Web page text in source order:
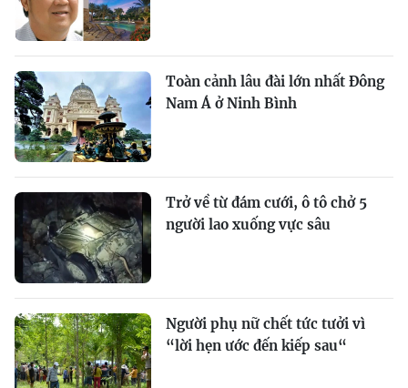
Toàn cảnh lâu đài lớn nhất Đông
Nam Á ở Ninh Bình
Trở về từ đám cưới, ô tô chở 5
người lao xuống vực sâu
Người phụ nữ chết tức tưởi vì
“lời hẹn ước đến kiếp sau“